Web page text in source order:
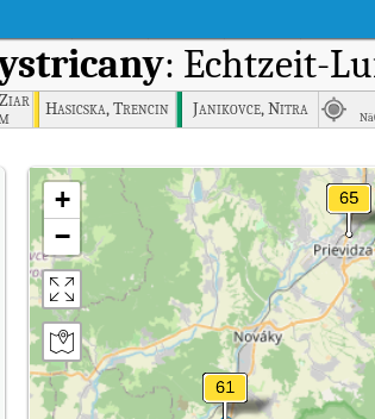
: Echtzeit-
Hasicska, Trencin Janikovce, Nitra
(AQI).
+
−